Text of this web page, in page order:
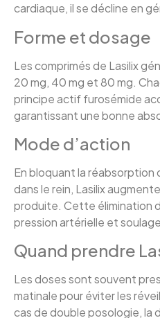
cardiaque, il se décline en
Forme et dosage
Les comprimés de Lasilix
20 mg, 40 mg et 80 mg.
principe actif furosémide
garantissant une bonne
Mode d’action
En bloquant la réabsorption
dans le rein, Lasilix
produite. Cette élimination
pression artérielle et
Quand prendre
Les doses sont souvent
matinale pour éviter les
cas de double posologie, la